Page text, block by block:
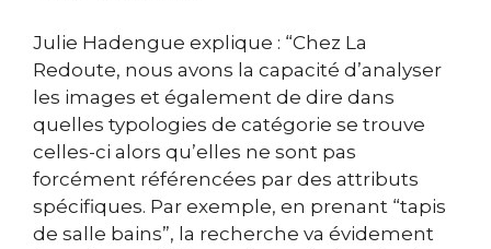
Julie Hadengue explique : “Chez La
Redoute, nous avons la capacité d’analyser
les images et également de dire dans
quelles typologies de catégorie se trouve
celles-ci alors qu’elles ne sont pas
forcément référencées par des attributs
spécifiques. Par exemple, en prenant “tapis
de salle bains”, la recherche va évidement